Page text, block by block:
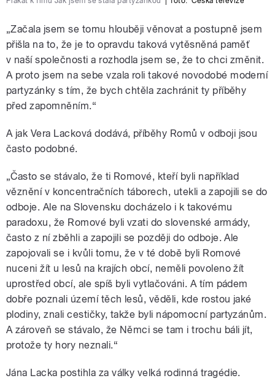
„Začala jsem se tomu hlouběji věnovat a postupně jsem
přišla na to, že je to opravdu taková vytěsněná paměť
v naší společnosti a rozhodla jsem se, že to chci změnit.
A proto jsem na sebe vzala roli takové novodobé moderní
partyzánky s tím, že bych chtěla zachránit ty příběhy
před zapomněním.“
A jak Vera Lacková dodává, příběhy Romů v odboji jsou
často podobné.
„Často se stávalo, že ti Romové, kteří byli například
věznění v koncentračních táborech, utekli a zapojili se do
odboje. Ale na Slovensku docházelo i k takovému
paradoxu, že Romové byli vzati do slovenské armády,
často z ní zběhli a zapojili se později do odboje. Ale
zapojovali se i kvůli tomu, že v té době byli Romové
nuceni žít u lesů na krajích obcí, neměli povoleno žít
uprostřed obcí, ale spíš byli vytlačováni. A tím pádem
dobře poznali území těch lesů, věděli, kde rostou jaké
plodiny, znali cestičky, takže byli nápomocní partyzánům.
A zároveň se stávalo, že Němci se tam i trochu báli jít,
protože ty hory neznali.“
Jána Lacka postihla za války velká rodinná tragédie.